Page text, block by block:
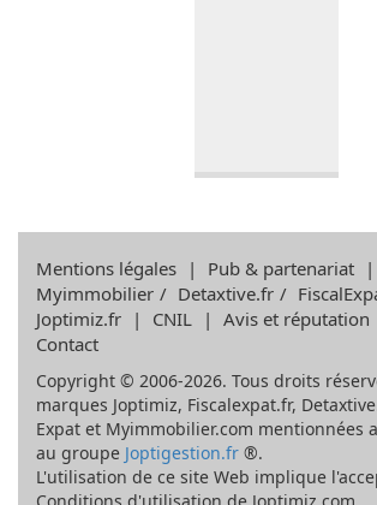
Mentions légales | Pub & partenariat |
Myimmobilier / Detaxtive.fr /
Joptimiz.fr | CNIL | Avis et réputation
Contact
Copyright © 2006-2026. Tous droits
marques Joptimiz, Fiscalexpat.fr,
Expat et Myimmobilier.com mentionnées
au groupe Joptigestion.fr ®.
L'utilisation de ce site Web implique